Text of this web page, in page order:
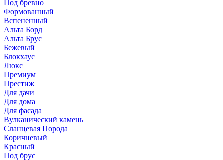
Под бревно
Формованный
Вспененный
Альта Борд
Альта Брус
Бежевый
Блокхаус
Люкс
Премиум
Престиж
Для дачи
Для дома
Для фасада
Вулканический камень
Сланцевая Порода
Коричневый
Красный
Под брус